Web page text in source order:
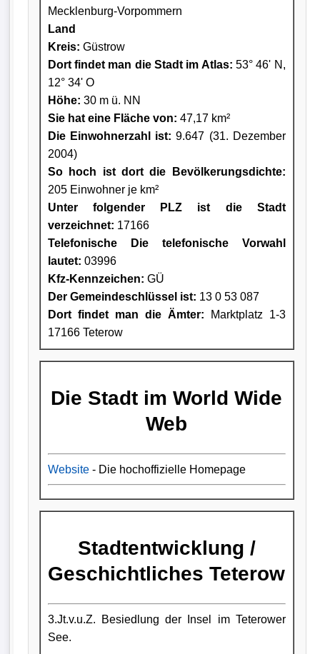
Mecklenburg-Vorpommern
Land
Kreis: Güstrow
Dort findet man die Stadt im Atlas: 53° 46' N,
12° 34' O
Höhe: 30 m ü. NN
Sie hat eine Fläche von: 47,17 km²
Die Einwohnerzahl ist: 9.647 (31. Dezember
2004)
So hoch ist dort die Bevölkerungsdichte:
205 Einwohner je km²
Unter folgender PLZ ist die Stadt
verzeichnet: 17166
Telefonische Die telefonische Vorwahl
lautet: 03996
Kfz-Kennzeichen: GÜ
Der Gemeindeschlüssel ist: 13 0 53 087
Dort findet man die Ämter: Marktplatz 1-3
17166 Teterow
Die Stadt im World Wide
Web
Website- Die hochoffizielle Homepage
Stadtentwicklung /
Geschichtliches Teterow
3.Jt.v.u.Z. Besiedlung der Insel im Teterower
See.